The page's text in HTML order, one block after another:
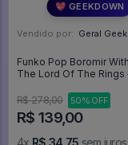
💖 GEEKDOWN
Vendido por: Geral Geek
Funko Pop Boromir
R$ 278,00 50% OFF
R$ 139,00
4x R$ 34,75 sem juros